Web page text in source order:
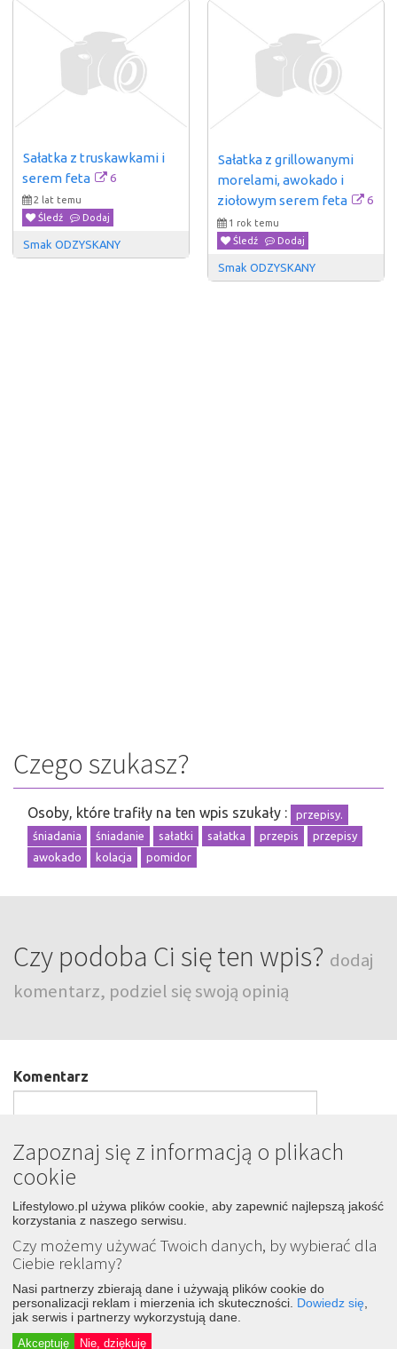
Sałatka z truskawkami i
serem feta
6
2 lat temu
Śledź
Dodaj
Smak ODZYSKANY
Sałatka z grillowanymi
morelami, awokado i
ziołowym serem feta
6
1 rok temu
Śledź
Dodaj
Smak ODZYSKANY
Czego szukasz?
Osoby, które trafiły na ten wpis szukały :
przepisy.
śniadania
śniadanie sałatki sałatka przepis
przepisy
awokado
kolacja pomidor
Czy podoba Ci się ten wpis? dodaj
komentarz, podziel się swoją opinią
Komentarz
Podpis
Wyślij
LIFESTYLOWO.pl
Zapoznaj się z informacją o plikach
cookie
Lifestylowo.pl używa plików cookie, aby zapewnić najlepszą jakość
korzystania z naszego serwisu.
Czy możemy używać Twoich danych, by wybierać dla
Ciebie reklamy?
Nasi partnerzy zbierają dane i używają plików cookie do
personalizacji reklam i mierzenia ich skuteczności. Dowiedz się
jak serwis i partnerzy wykorzystują dane.
Akceptuję Nie, dziękuję